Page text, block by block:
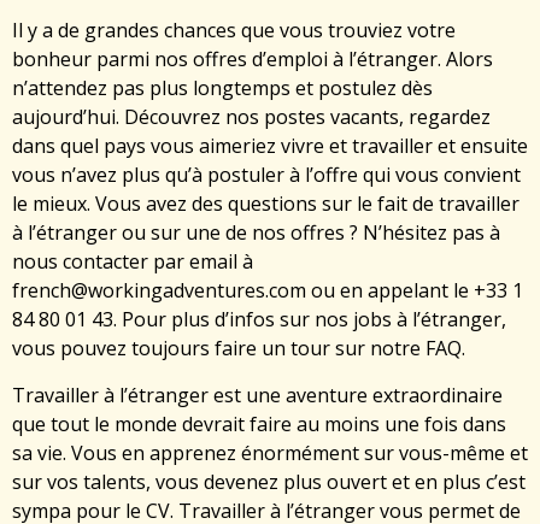
Il y a de grandes chances que vous trouviez votre
bonheur parmi nos offres d’emploi à l’étranger. Alors
n’attendez pas plus longtemps et postulez dès
aujourd’hui. Découvrez nos postes vacants, regardez
dans quel pays vous aimeriez vivre et travailler et ensuite
vous n’avez plus qu’à postuler à l’offre qui vous convient
le mieux. Vous avez des questions sur le fait de travailler
à l’étranger ou sur une de nos offres ? N’hésitez pas à
nous contacter par email à
french@workingadventures.com ou en appelant le +33 1
84 80 01 43. Pour plus d’infos sur nos jobs à l’étranger,
vous pouvez toujours faire un tour sur notre FAQ.
Travailler à l’étranger est une aventure extraordinaire
que tout le monde devrait faire au moins une fois dans
sa vie. Vous en apprenez énormément sur vous-même et
sur vos talents, vous devenez plus ouvert et en plus c’est
sympa pour le CV. Travailler à l’étranger vous permet de